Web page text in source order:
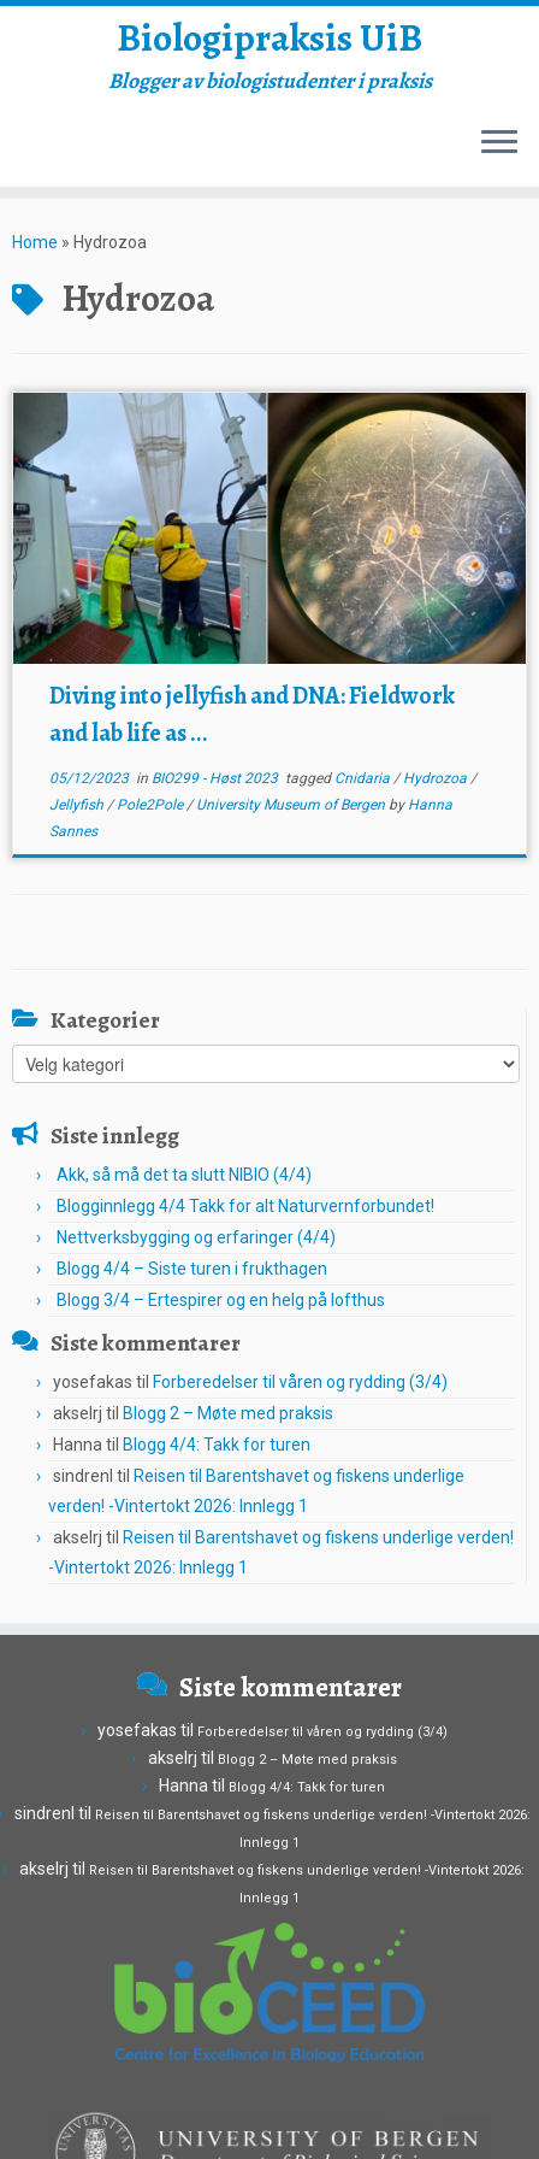
to
Biologipraksis UiB
Blogger av biologistudenter i praksis
Home » Hydrozoa
Hydrozoa
Diving into jellyfish and DNA: Fieldwork
and lab life as ...
05/12/2023in BIO299 - Høst 2023 tagged Cnidaria /Hydrozoa /
Jellyfish /Pole2Pole/University Museum of Bergen by Hanna
Sannes
Kategorier
Kategorier
Siste innlegg
Akk, så må det ta slutt NIBIO (4/4)
Blogginnlegg 4/4 Takk for alt Naturvernforbundet!
Nettverksbygging og erfaringer (4/4)
Blogg 4/4 – Siste turen i frukthagen
Blogg 3/4 – Ertespirer og en helg på lofthus
Siste kommentarer
yosefakas til Forberedelser til våren og rydding (3/4)
akselrj til Blogg 2 – Møte med praksis
Hanna til Blogg 4/4: Takk for turen
sindrenl til Reisen til Barentshavet og fiskens underlige
verden! -Vintertokt 2026: Innlegg 1
akselrj til Reisen til Barentshavet og fiskens underlige verden!
-Vintertokt 2026: Innlegg 1
Siste kommentarer
yosefakas til Forberedelser til våren og rydding (3/4)
akselrj til Blogg 2 – Møte med praksis
Hanna til Blogg 4/4: Takk for turen
sindrenl til Reisen til Barentshavet og fiskens underlige verden! -Vintertokt 2026:
Innlegg 1
akselrj til Reisen til Barentshavet og fiskens underlige verden! -Vintertokt 2026:
Innlegg 1